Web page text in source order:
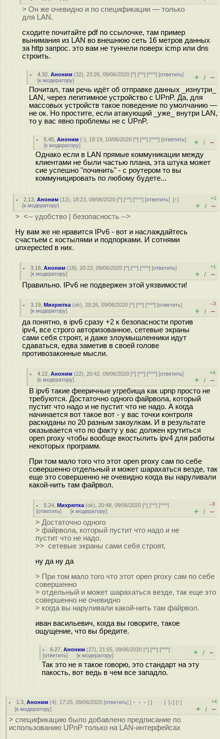
> Он же очевидно и по спецификации — только
для LAN.
сходите почитайте pdf по ссылочке, там пример
вынимания из LAN во внешнюю сеть 16 метров данных
за http запрос. это вам не туннели поверх icmp или dns
строить.
4.32 ,Аноним (32), 23:26, 09/06/2020 [^] [^^] [^^^] [ответить]
[к модератору] + / –
Почитал, там речь идёт об отправке данных _изнутри_
LAN, через легитимное устройство с UPnP. Да, для
массовых устройств такое поведение по умолчанию —
не ок. Но простите, если атакующий _уже_ внутри LAN,
то у вас явно проблемы не с UPnP.
5.45 ,Аноним (-), 19:19, 10/06/2020 [^] [^^] [^^^] [ответить]
[к модератору] + / –
Однако если в LAN прямые коммуникации между
клиентами не были частью плана, эта штука может
сие успешно "починить" - с роутером то вы
коммуницировать по любому будете...
2.13 ,Аноним (12), 18:23, 09/06/2020 [^] [^^] [^^^] [ответить][↑]
[к модератору]
+1
+ / –
> <-- удобство | безопасность -->
Ну вам же не нравится IPv6 - вот и наслаждайтесь
счастьем с костылями и подпорками. И сотнями
unxepected в них.
3.18 ,Аноним (18), 20:22, 09/06/2020 [^] [^^] [^^^] [ответить]
[к модератору]
+1
+ / –
Правильно. IPv6 не подвержен этой уязвимости!
3.19 ,Михрютка (ok), 20:26, 09/06/2020 [^] [^^] [^^^] [ответить]
[к модератору]
–3
+ / –
да понятно, в ipv6 сразу +2 к безопасности против
ipv4, все строго авторизованное, сетевые экраны
сами себя строят, и даже злоумышленники идут
сдаваться, едва заметив в своей голове
противозаконные мысли.
4.22 ,Аноним (22), 20:42, 09/06/2020 [^] [^^] [^^^] [ответить]
[к модератору]
+4
+ / –
В ipv6 такие фееричные угребища как upnp просто не
требуются. Достаточно одного файрвола, который
пустит что надо и не пустит что не надо. А когда
начинается вот такое вот - у вас точки контроля
раскиданы по 20 разным закоулкам. И в результате
оказывается что по факту у вас должен крутиться
open proxy чтобы вообще вкостылить ipv4 для работы
некоторых программ.
При том мало того что этот open proxy сам по себе
совершенно отдельный и может шарахаться везде, так
еще это совершенно не очевидно когда вы наруливали
какой-нить там файрвол.
5.24 ,Михрютка (ok), 20:48, 09/06/2020 [^] [^^] [^^^]
[ответить] [к модератору]
–3
+ / –
> Достаточно одного
> файрвола, который пустит что надо и не
пустит что не надо.
>> сетевые экраны сами себя строят,
ну да ну да
> При том мало того что этот open proxy сам по себе
совершенно
> отдельный и может шарахаться везде, так еще это
совершенно не очевидно
> когда вы наруливали какой-нить там файрвол.
иван васильевич, когда вы говорите, такое
ощущение, что вы бредите.
6.27 ,Аноним (27), 21:55, 09/06/2020 [^] [^^] [^^^]
[ответить] [к модератору] + / –
Так это не я такое говорю, это стандарт на эту
пакость, вот ведь в чем все западло.
1.3 ,Аноним (4), 17:25, 09/06/2020 [ответить] [ ﹢﹢﹢] [ · · ·][↓] [↑]
[к модератору]
+4
+ / –
> спецификацию было добавлено предписание по
использованию UPnP только на LAN-интерфейсах